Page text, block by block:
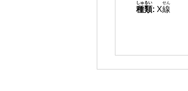
種類
しゅるい
: X線
せん